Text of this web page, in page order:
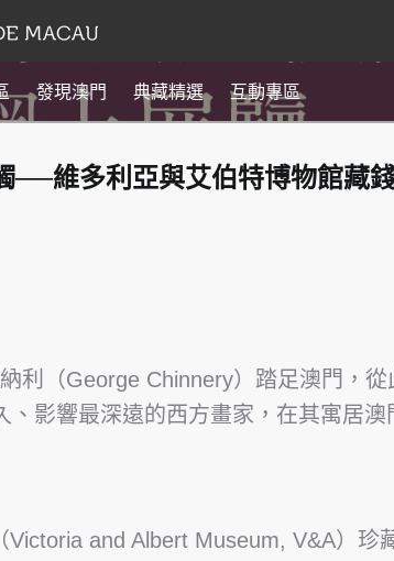
發現澳門 典藏精選 互動專區
──維多利亞與艾伯特博物館藏
利（George Chinnery）踏足澳門，
、影響最深遠的西方畫家，在其寓居
Victoria and Albert Museum, V&A）